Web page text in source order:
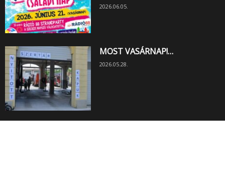
2026.06.05.
MOST VASÁRNAP!…
2026.05.28.